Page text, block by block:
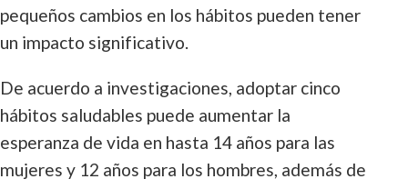
pequeños cambios en los hábitos pueden tener
un impacto significativo.
De acuerdo a investigaciones, adoptar cinco
hábitos saludables puede aumentar la
esperanza de vida en hasta 14 años para las
mujeres y 12 años para los hombres, además de